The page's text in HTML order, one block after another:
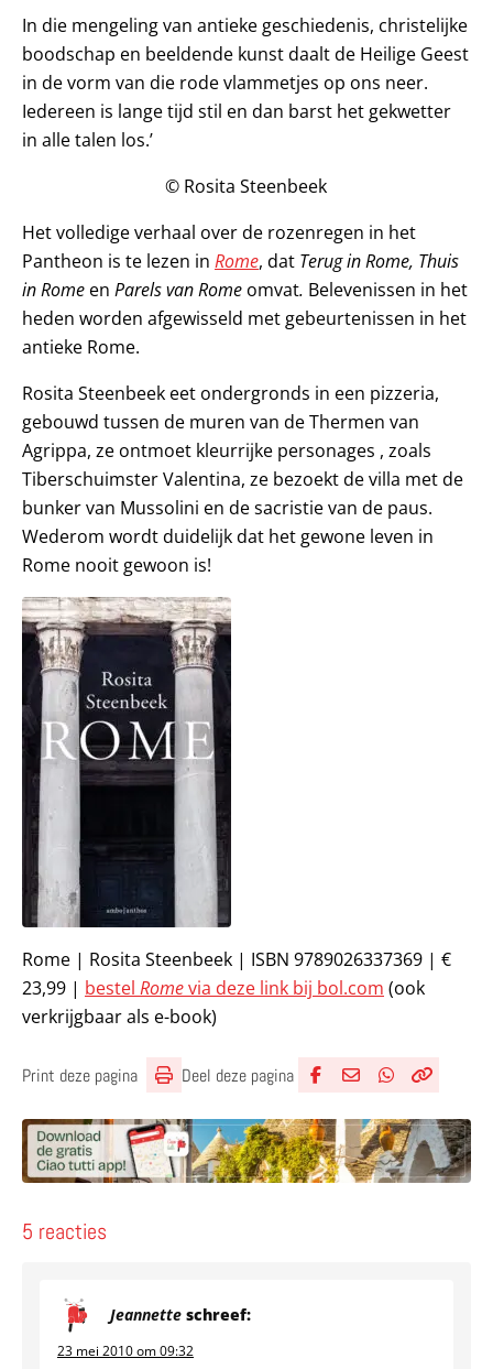
In die mengeling van antieke geschiedenis, christelijke
boodschap en beeldende kunst daalt de Heilige Geest
in de vorm van die rode vlammetjes op ons neer.
Iedereen is lange tijd stil en dan barst het gekwetter
in alle talen los.’
© Rosita Steenbeek
Het volledige verhaal over de rozenregen in het
Pantheon is te lezen in Rome, dat Terug in Rome, Thuis
in Rome en Parels van Rome omvat. Belevenissen in het
heden worden afgewisseld met gebeurtenissen in het
antieke Rome.
Rosita Steenbeek eet ondergronds in een pizzeria,
gebouwd tussen de muren van de Thermen van
Agrippa, ze ontmoet kleurrijke personages , zoals
Tiberschuimster Valentina, ze bezoekt de villa met de
bunker van Mussolini en de sacristie van de paus.
Wederom wordt duidelijk dat het gewone leven in
Rome nooit gewoon is!
Rome | Rosita Steenbeek | ISBN 9789026337369 | €
23,99 | bestel Romevia deze link bij bol.com (ook
verkrijgbaar als e-book)
Print deze pagina Deel deze pagina
5 reacties
Jeannette schreef:
23 mei 2010 om 09:32